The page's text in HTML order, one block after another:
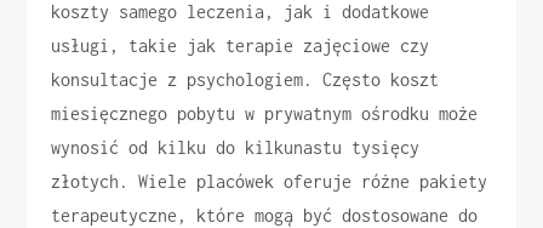
koszty samego leczenia, jak i dodatkowe
usługi, takie jak terapie zajęciowe czy
konsultacje z psychologiem. Często koszt
miesięcznego pobytu w prywatnym ośrodku może
wynosić od kilku do kilkunastu tysięcy
złotych. Wiele placówek oferuje różne pakiety
terapeutyczne, które mogą być dostosowane do